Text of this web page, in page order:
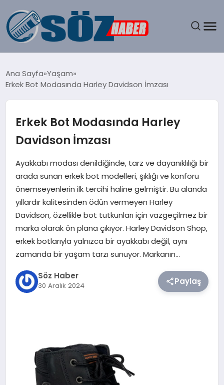
MAGAZIN
EKONOMI
EĞITIM
SIYASET
Ana Sayfa Yaşam
Erkek Bot Modasında Harley Davidson İmzası
Erkek Bot Modasında Harley
Davidson İmzası
Ayakkabı modası denildiğinde, tarz ve dayanıklılığı bir
arada sunan erkek bot modelleri, şıklığı ve konforu
önemseyenlerin ilk tercihi haline gelmiştir. Bu alanda
yıllardır kalitesinden ödün vermeyen Harley
Davidson, özellikle bot tutkunları için vazgeçilmez bir
marka olarak ön plana çıkıyor. Harley Davidson Shop,
erkek botlarıyla yalnızca bir ayakkabı değil, aynı
zamanda bir yaşam tarzı sunuyor. Markanın…
Söz Haber
30 Aralık 2024 Paylaş